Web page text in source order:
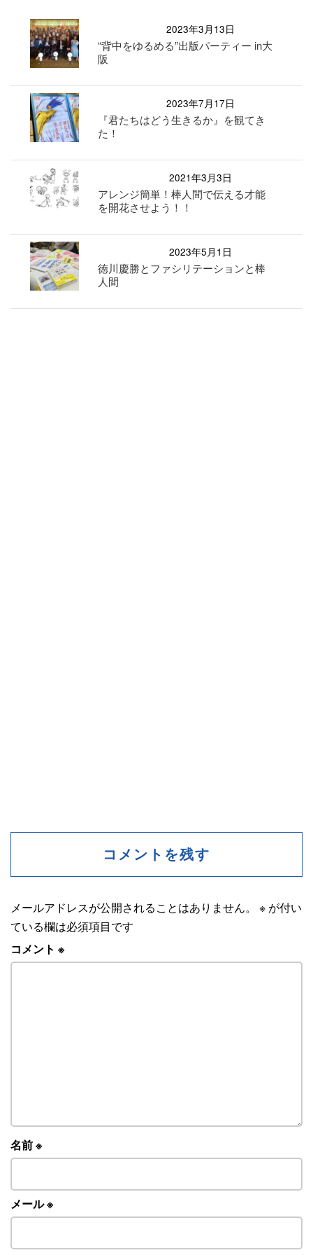
2023年3月13日
“背中をゆるめる”出版パーティー in大
阪
2023年7月17日
『君たちはどう生きるか』を観てき
た！
2021年3月3日
アレンジ簡単！棒人間で伝える才能
を開花させよう！！
2023年5月1日
徳川慶勝とファシリテーションと棒
人間
コメントを残す
メールアドレスが公開されることはありません。 ※ が付い
ている欄は必須項目です
コメント ※
名前※
メール※